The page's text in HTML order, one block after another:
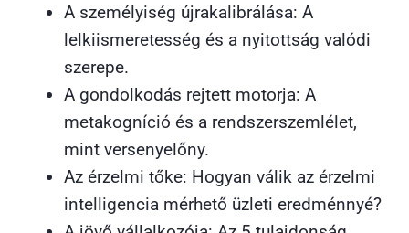
A személyiség újrakalibrálása: A
lelkiismeretesség és a nyitottság valódi
szerepe.
A gondolkodás rejtett motorja: A
metakogníció és a rendszerszemlélet,
mint versenyelőny.
Az érzelmi tőke: Hogyan válik az érzelmi
intelligencia mérhető üzleti eredménnyé?